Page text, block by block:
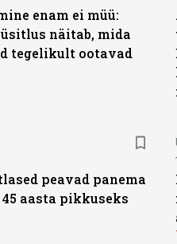
enam ei müü:
näitab, mida
tegelikult ootavad
peavad panema
aasta pikkuseks